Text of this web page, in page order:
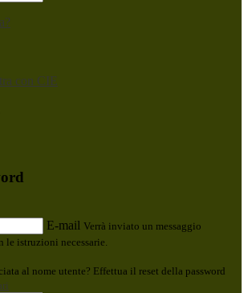
con CIE
E-mail Verrà inviato un messaggio
istruzioni necessarie.
al nome utente? Effettua il reset della password